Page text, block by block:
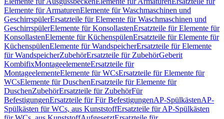
Elemente für ArmaturenElemente für Waschmaschinen und
GeschirrspülerErsatzteile für Elemente für Waschmaschinen und
GeschirrspülerElemente für KonsollastenErsatzteile für Elemente für
KonsollastenElemente für KüchenspülenErsatzteile für Elemente für
KüchenspülenElemente für WandspeicherErsatzteile für Elemente
für WandspeicherZubehörErsatzteile für ZubehörGeberit
KombifixMontageelementeErsatzteile für
MontageelementeElemente für WCsErsatzteile für Elemente für
WCsElemente für DuschenErsatzteile für Elemente für
DuschenZubehörErsatzteile für ZubehörFür
BefestigungenErsatzteile für Für BefestigungenAP-SpülkästenAP-
Spülkästen für WCs, aus KunststoffErsatzteile für AP-Spülkästen